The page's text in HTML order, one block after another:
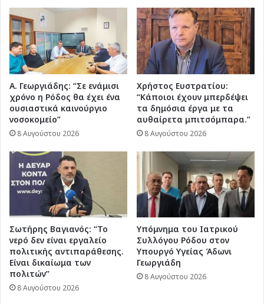
Α. Γεωργιάδης: “Σε ενάμισι
χρόνο η Ρόδος θα έχει ένα
ουσιαστικά καινούργιο
νοσοκομείο”
8 Αυγούστου 2026
Χρήστος Ευστρατίου:
“Κάποιοι έχουν μπερδέψει
τα δημόσια έργα με τα
αυθαίρετα μπιτσόμπαρα.”
8 Αυγούστου 2026
Σωτήρης Βαγιανός: “Το
νερό δεν είναι εργαλείο
πολιτικής αντιπαράθεσης.
Είναι δικαίωμα των
πολιτών”
8 Αυγούστου 2026
Υπόμνημα του Ιατρικού
Συλλόγου Ρόδου στον
Υπουργό Υγείας Άδωνι
Γεωργιάδη
8 Αυγούστου 2026